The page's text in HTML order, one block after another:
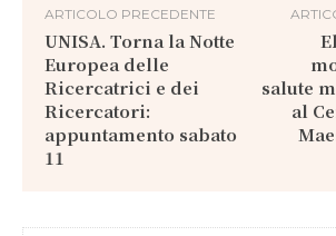
ARTICOLO PRECEDENTE
UNISA. Torna la Notte
Europea delle
Ricercatrici e dei
Ricercatori:
appuntamento sabato
11
salute
al